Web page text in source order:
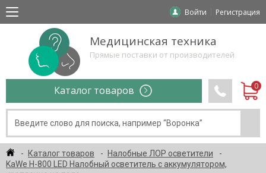
Войти Регистрация
Медицинская техника
Прямые поставки от производителей
Каталог товаров
Каталог товаров
Налобные ЛОР осветители
KaWe H-800 LЕD Налобный осветитель с аккумулятором,